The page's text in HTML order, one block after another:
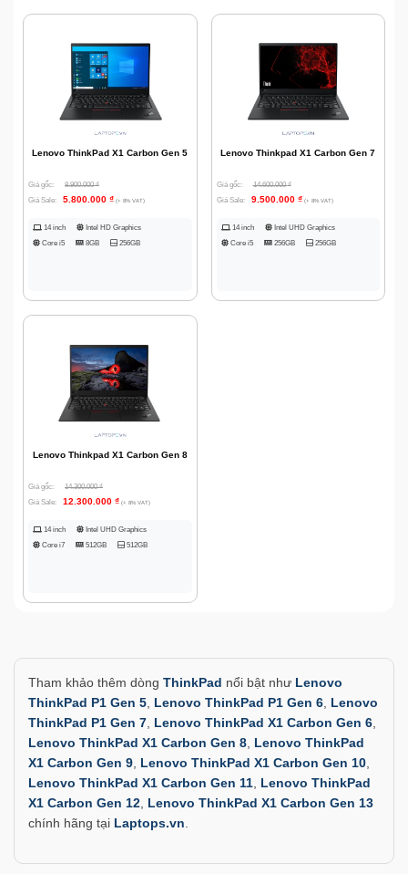
Lenovo ThinkPad X1 Carbon Gen 5
Giá gốc: 8.900.000₫
Giá Sale:
5.800.000 ₫ (+ 8% VAT)
14 inch
Intel HD Graphics
Core i5
8GB 256GB
Lenovo Thinkpad X1 Carbon Gen 7
Giá gốc: 14.600.000₫
Giá Sale:
9.500.000 ₫ (+ 8% VAT)
14 inch
Intel UHD Graphics
Core i5
256GB 256GB
Lenovo Thinkpad X1 Carbon Gen 8
Giá gốc: 14.300.000₫
Giá Sale:
12.300.000 ₫ (+ 8% VAT)
14 inch
Intel UHD Graphics
Core i7
512GB 512GB
Tham khảo thêm dòng ThinkPad nổi bật như Lenovo
ThinkPad P1 Gen 5 Lenovo ThinkPad P1 Gen 6 Lenovo
ThinkPad P1 Gen 7 Lenovo ThinkPad X1 Carbon Gen 6
Lenovo ThinkPad X1 Carbon Gen 8 Lenovo ThinkPad
X1 Carbon Gen 9 Lenovo ThinkPad X1 Carbon Gen 10
Lenovo ThinkPad X1 Carbon Gen 11 Lenovo ThinkPad
X1 Carbon Gen 12 Lenovo ThinkPad X1 Carbon Gen 13
chính hãng tại Laptops.vn